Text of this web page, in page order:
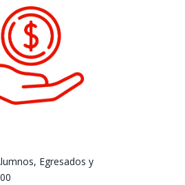
Egresados y